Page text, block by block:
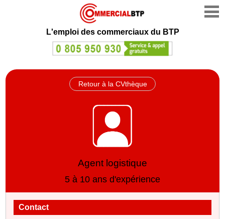
L'emploi des commerciaux du BTP
Retour à la CVthèque
Agent logistique
5 à 10 ans d'expérience
Contact